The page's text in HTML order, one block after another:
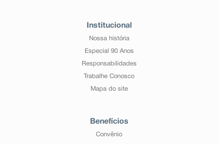
Institucional
Nossa história
Especial 90 Anos
Responsabilidades
Trabalhe Conosco
Mapa do site
Benefícios
Convênio